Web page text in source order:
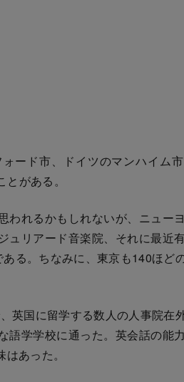
ード市、ドイツのマンハイム
がある。
れるかもしれないが、ニュー
ュリアード音楽院、それに最近
る。ちなみに、東京も140ほど
英国に留学する数人の人事院在
語学学校に通った。英会話の能
あった。